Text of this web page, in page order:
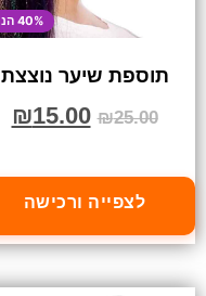
40% הנחה
תוספת שיער נוצצת
₪25.00
₪15.00
לצפייה ורכישה